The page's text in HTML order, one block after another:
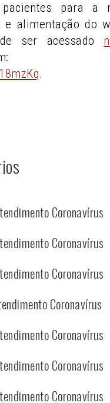
para a
e alimentação do
ser acessado
.
Coronavírus
Coronavírus
Coronavírus
Coronavírus
Coronavírus
Coronavírus
Coronavírus